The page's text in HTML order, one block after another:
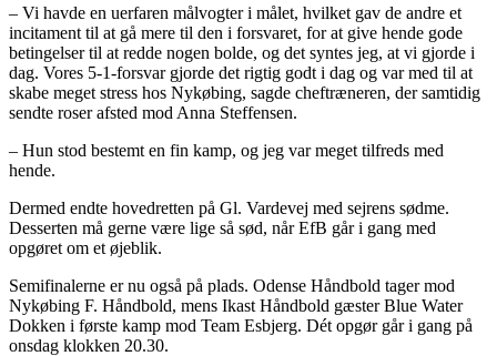
– Vi havde en uerfaren målvogter i målet, hvilket gav de andre et
incitament til at gå mere til den i forsvaret, for at give hende gode
betingelser til at redde nogen bolde, og det syntes jeg, at vi gjorde i
dag. Vores 5-1-forsvar gjorde det rigtig godt i dag og var med til at
skabe meget stress hos Nykøbing, sagde cheftræneren, der samtidig
sendte roser afsted mod Anna Steffensen.
– Hun stod bestemt en fin kamp, og jeg var meget tilfreds med
hende.
Dermed endte hovedretten på Gl. Vardevej med sejrens sødme.
Desserten må gerne være lige så sød, når EfB går i gang med
opgøret om et øjeblik.
Semifinalerne er nu også på plads. Odense Håndbold tager mod
Nykøbing F. Håndbold, mens Ikast Håndbold gæster Blue Water
Dokken i første kamp mod Team Esbjerg. Dét opgør går i gang på
onsdag klokken 20.30.